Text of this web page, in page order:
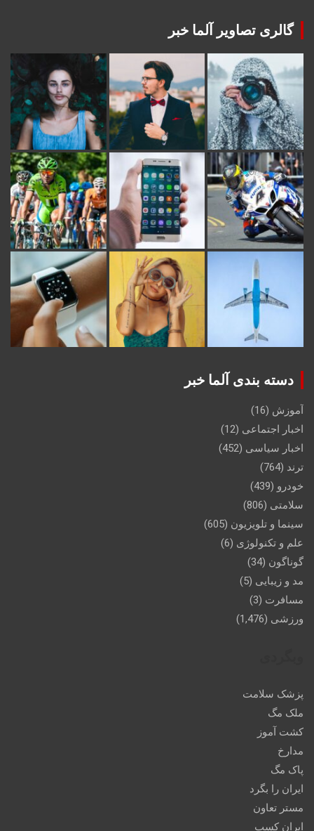
گالری تصاویر آلما خبر
دسته بندی آلما خبر
آموزش (16)
اخبار اجتماعی (12)
اخبار سیاسی (452)
ترند (764)
خودرو (439)
سلامتی (806)
سینما و تلویزیون (605)
علم و تکنولوژی (6)
گوناگون (34)
مد و زیبایی (5)
مسافرت (3)
ورزشی (1,476)
پزشک سلامت
ملک مگ
کشت آموز
مدارخ
پاک مگ
ایران را بگرد
مستر تعاون
ایران کسب